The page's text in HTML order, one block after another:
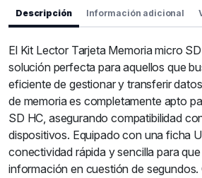
Descripción Información adicional
El Kit Lector Tarjeta Memoria micro
solución perfecta para aquellos que
eficiente de gestionar y transferir
de memoria es completamente apto
SD HC, asegurando compatibilidad
dispositivos. Equipado con una ficha
conectividad rápida y sencilla para
información en cuestión de segundos.